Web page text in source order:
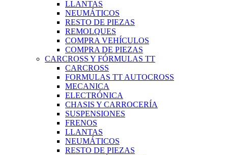
LLANTAS
NEUMÁTICOS
RESTO DE PIEZAS
REMOLQUES
COMPRA VEHÍCULOS
COMPRA DE PIEZAS
CARCROSS Y FÓRMULAS TT
CARCROSS
FORMULAS TT AUTOCROSS
MECANICA
ELECTRÓNICA
CHASIS Y CARROCERÍA
SUSPENSIONES
FRENOS
LLANTAS
NEUMÁTICOS
RESTO DE PIEZAS